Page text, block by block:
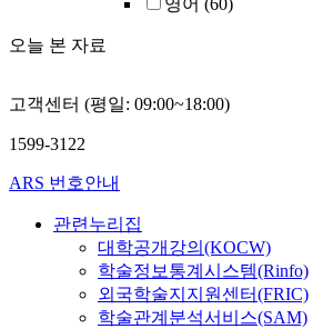
영어 (60)
오늘 본 자료
고객센터 (평일: 09:00~18:00)
1599-3122
ARS 번호안내
관련누리집
대학공개강의(KOCW)
학술정보통계시스템(Rinfo)
외국학술지지원센터(FRIC)
학술관계분석서비스(SAM)